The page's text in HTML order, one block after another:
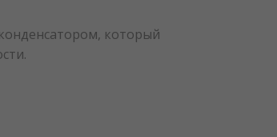
который